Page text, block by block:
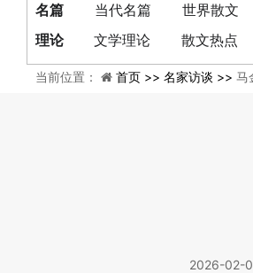
名篇
当代名篇 世界散文
理论
文学理论 散文热点
当前位置： 首页 >> 名家访谈 >> 马
2026-02-